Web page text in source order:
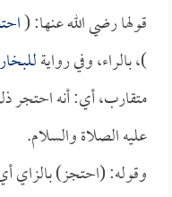
قولها رضي الله عنها: (
)، بالراء، وفي رواية
متقارب، أي: أنه
عليه الصلاة والسلام.
وقوله: (احتجز) بالزاي